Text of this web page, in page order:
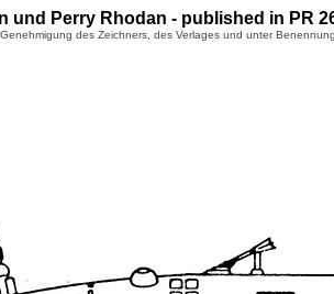
und Perry Rhodan - published in PR
des Zeichners, des Verlages und unter